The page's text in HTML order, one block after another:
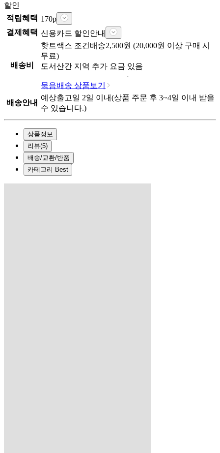
할인
적립혜택 170p
결제혜택 신용카드 할인안내
배송비
핫트랙스 조건배송2,500원 (20,000원 이상 구매 시
무료)
도서산간 지역 추가 요금 있음
묶음배송 상품보기
배송안내
예상출고일 2일 이내(상품 주문 후 3~4일 이내 받을
수 있습니다.)
상품정보
리뷰(5)
배송/교환/반품
카테고리 Best